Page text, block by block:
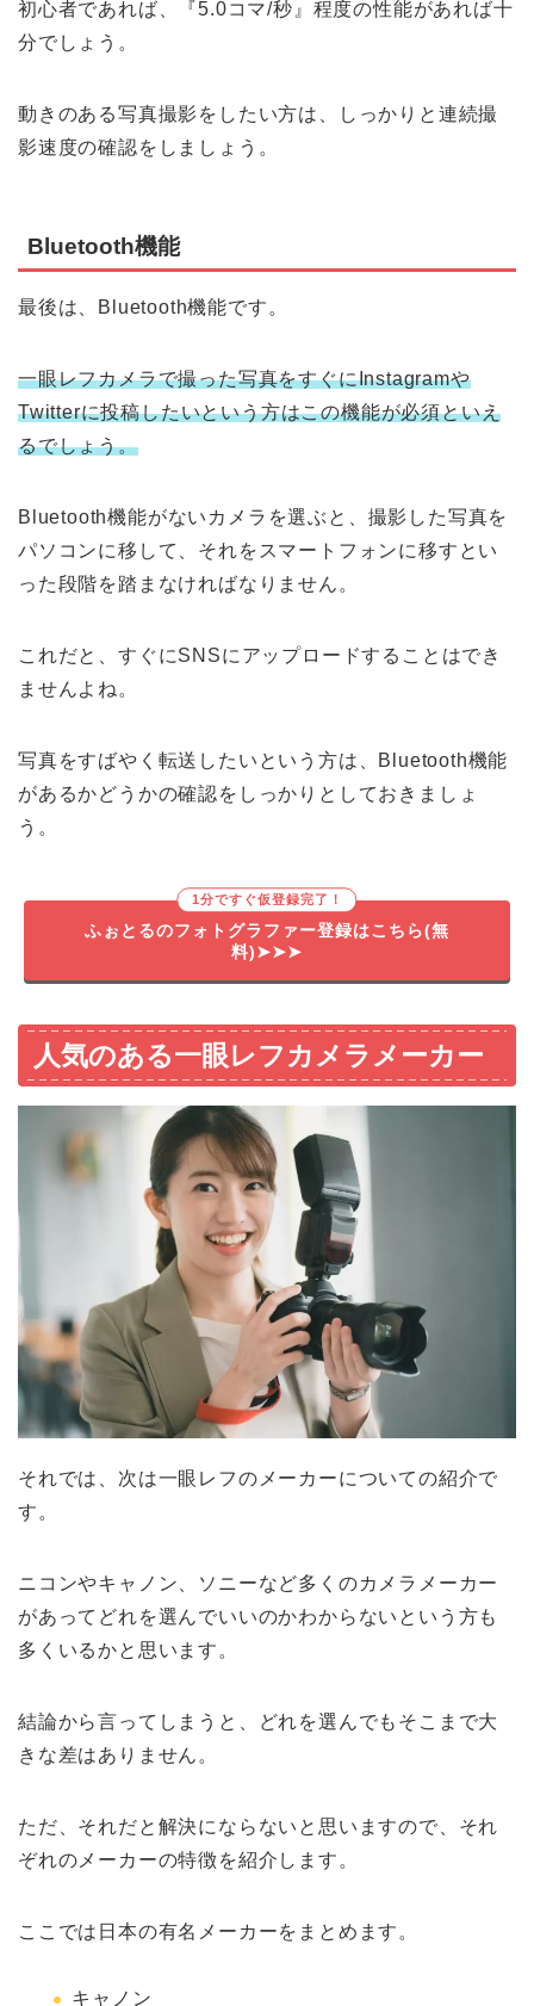
初心者であれば、『5.0コマ/秒』程度の性能があれば十
分でしょう。
動きのある写真撮影をしたい方は、しっかりと連続撮
影速度の確認をしましょう。
Bluetooth機能
最後は、Bluetooth機能です。
一眼レフカメラで撮った写真をすぐにInstagramや
Twitterに投稿したいという方はこの機能が必須といえ
るでしょう。
Bluetooth機能がないカメラを選ぶと、撮影した写真を
パソコンに移して、それをスマートフォンに移すとい
った段階を踏まなければなりません。
これだと、すぐにSNSにアップロードすることはでき
ませんよね。
写真をすばやく転送したいという方は、Bluetooth機能
があるかどうかの確認をしっかりとしておきましょ
う。
1分ですぐ仮登録完了！
ふぉとるのフォトグラファー登録はこちら(無
料)➤➤➤
人気のある一眼レフカメラメーカー
それでは、次は一眼レフのメーカーについての紹介で
す。
ニコンやキャノン、ソニーなど多くのカメラメーカー
があってどれを選んでいいのかわからないという方も
多くいるかと思います。
結論から言ってしまうと、どれを選んでもそこまで大
きな差はありません。
ただ、それだと解決にならないと思いますので、それ
ぞれのメーカーの特徴を紹介します。
ここでは日本の有名メーカーをまとめます。
キャノン